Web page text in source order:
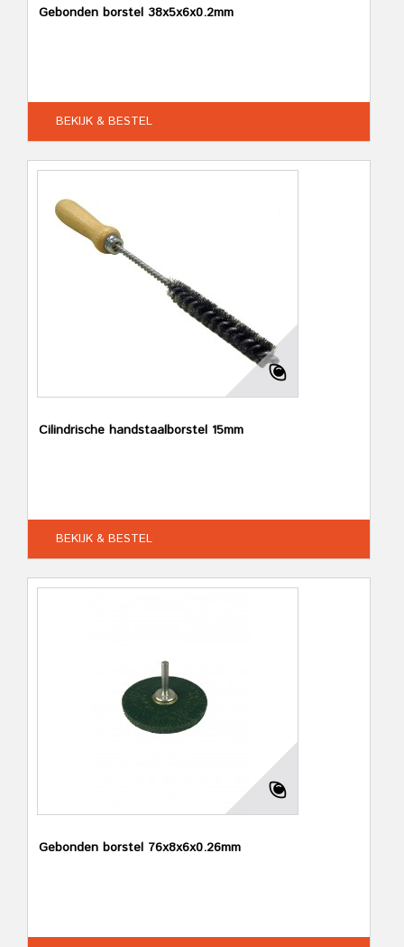
Gebonden borstel 38x5x6x0.2mm
BEKIJK & BESTEL
Cilindrische handstaalborstel 15mm
BEKIJK & BESTEL
Gebonden borstel 76x8x6x0.26mm